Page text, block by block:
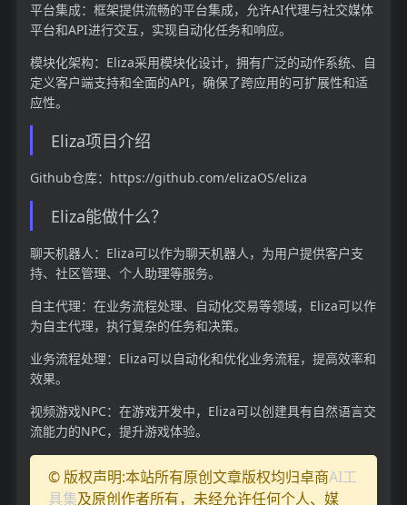
平台集成：框架提供流畅的平台集成，允许AI代理与社交媒体
平台和API进行交互，实现自动化任务和响应。
模块化架构：Eliza采用模块化设计，拥有广泛的动作系统、自
定义客户端支持和全面的API，确保了跨应用的可扩展性和适
应性。
Eliza项目介绍
Github仓库：https://github.com/elizaOS/eliza
Eliza能做什么？
聊天机器人：Eliza可以作为聊天机器人，为用户提供客户支
持、社区管理、个人助理等服务。
自主代理：在业务流程处理、自动化交易等领域，Eliza可以作
为自主代理，执行复杂的任务和决策。
业务流程处理：Eliza可以自动化和优化业务流程，提高效率和
效果。
视频游戏NPC：在游戏开发中，Eliza可以创建具有自然语言交
流能力的NPC，提升游戏体验。
© 版权声明:本站所有原创文章版权均归卓商AI工
具集及原创作者所有，未经允许任何个人、媒